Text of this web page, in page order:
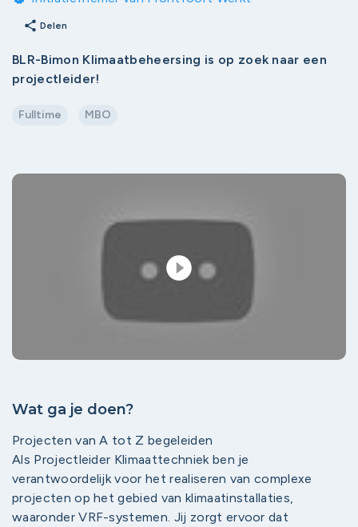
share Delen
BLR-Bimon Klimaatbeheersing is op zoek naar een
projectleider!
Fulltime MBO
play_circle_filled
Wat ga je doen?
Projecten van A tot Z begeleiden
Als Projectleider Klimaattechniek ben je
verantwoordelijk voor het realiseren van complexe
projecten op het gebied van klimaatinstallaties,
waaronder VRF-systemen. Jij zorgt ervoor dat